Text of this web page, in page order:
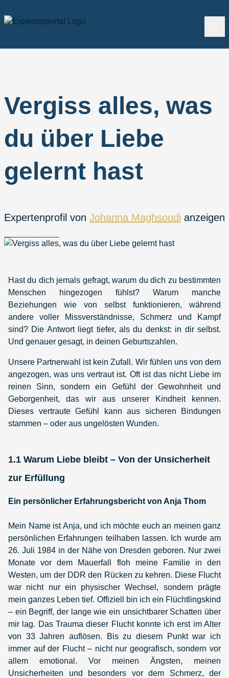
Vergiss alles, was
du über Liebe
gelernt hast
Expertenprofil von Johanna Maghsoudi anzeigen
Hast du dich jemals gefragt, warum du dich zu bestimmten
Menschen hingezogen fühlst? Warum manche
Beziehungen wie von selbst funktionieren, während
andere voller Missverständnisse, Schmerz und Kampf
sind? Die Antwort liegt tiefer, als du denkst: in dir selbst.
Und genauer gesagt, in deinen Geburtszahlen.
Unsere Partnerwahl ist kein Zufall. Wir fühlen uns von dem
angezogen, was uns vertraut ist. Oft ist das nicht Liebe im
reinen Sinn, sondern ein Gefühl der Gewohnheit und
Geborgenheit, das wir aus unserer Kindheit kennen.
Dieses vertraute Gefühl kann aus sicheren Bindungen
stammen – oder aus ungelösten Wunden.
1.1 Warum Liebe bleibt – Von der Unsicherheit
zur Erfüllung
Ein persönlicher Erfahrungsbericht von Anja Thom
Mein Name ist Anja, und ich möchte euch an meinen ganz
persönlichen Erfahrungen teilhaben lassen. Ich wurde am
26. Juli 1984 in der Nähe von Dresden geboren. Nur zwei
Monate vor dem Mauerfall floh meine Familie in den
Westen, um der DDR den Rücken zu kehren. Diese Flucht
war nicht nur ein physischer Wechsel, sondern prägte
mein ganzes Leben tief. Offiziell bin ich ein Flüchtlingskind
– ein Begriff, der lange wie ein unsichtbarer Schatten über
mir lag. Das Trauma dieser Flucht konnte ich erst im Alter
von 33 Jahren auflösen. Bis zu diesem Punkt war ich
immer auf der Flucht – nicht nur geografisch, sondern vor
allem emotional. Vor meinen Ängsten, meinen
Unsicherheiten und besonders vor dem Schmerz, der